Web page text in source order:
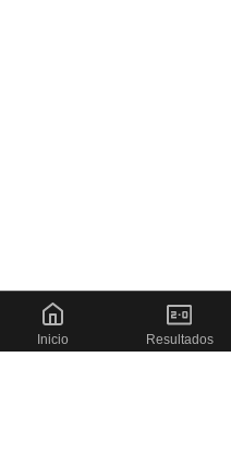
Inicio Resultados